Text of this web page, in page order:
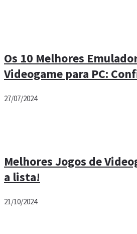
Os 10 Melhores
Videogame para PC:
27/07/2024
Melhores Jogos de
a lista!
21/10/2024